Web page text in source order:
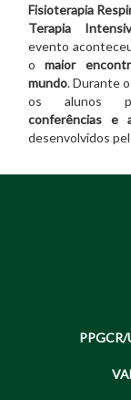
Fisioterapia
Terapia
evento
omaior
mundo. Durante
os alunos
conferências e
desenvolvidos
PPGCR/